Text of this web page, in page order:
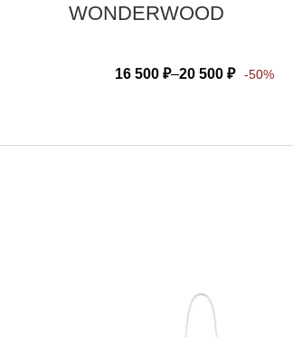
WONDERWOOD
16 500₽–20 500₽ -50%